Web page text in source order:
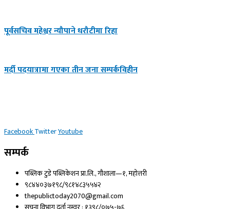
पूर्वसचिव महेश्वर न्यौपाने धरौटीमा रिहा
मर्दी पदयात्रामा गएका तीन जना सम्पर्कविहीन
FacebookTwitterYoutube
सम्पर्क
पब्लिक टुडे पब्लिकेशन प्रा.लि., गौशाला—१, महोत्तरी
९८४४०३७१९८/९८१४८३५५४२
thepublictoday2070@gmail.com